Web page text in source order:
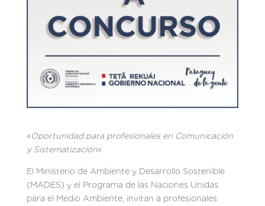
«Oportunidad para profesionales en Comunicación
y Sistematización«
El Ministerio de Ambiente y Desarrollo Sostenible
(MADES) y el Programa de las Naciones Unidas
para el Medio Ambiente, invitan a profesionales